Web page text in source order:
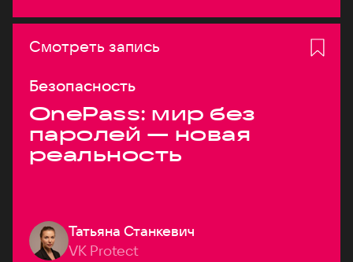
Смотреть запись
Безопасность
OnePass: мир без
паролей — новая
реальность
Татьяна Станкевич
VK Protect